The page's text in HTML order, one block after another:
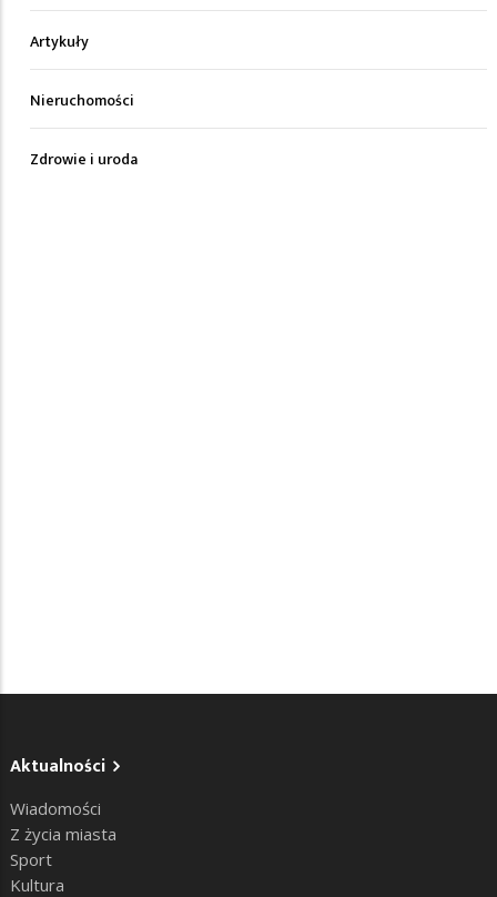
Artykuły
Nieruchomości
Zdrowie i uroda
Aktualności
Wiadomości
Z życia miasta
Sport
Kultura